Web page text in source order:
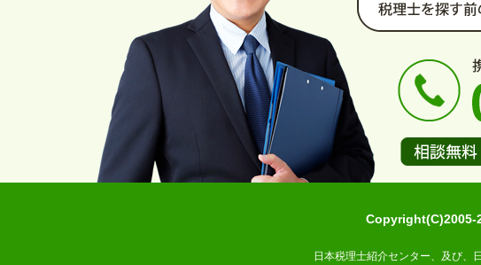
Copyright(C)2005-
日本税理士紹介センター、及び、